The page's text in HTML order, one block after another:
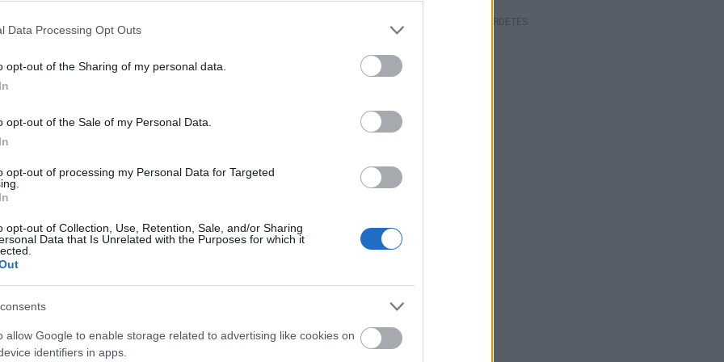
Data Processing Opt Outs
opt-out of the Sharing of my personal data.
opt-out of the Sale of my Personal Data.
opt-out of processing my Personal Data for Targeted
opt-out of Collection, Use, Retention, Sale, and/or Sharing
Data that Is Unrelated with the Purposes for which it
allow Google to enable storage related to advertising like cookies on
identifiers in apps.
rendszeresen figyelik a gólyapár életét és a fiókák
kutatók csak szemlélői a költés
hozzátartoznak a természet rendjéhez,
ezért nem tervezték azt sem, hogy a madarak
közülük körülbelül 40 pár a Gemencben. Az
állománya. A védett faj egyedei fészküket a
építik idősebb, nagytermetű fákra,
vagy amelyeken vastag, közel vízszintes, villásan
fészkelő párok száma. Ez azt jelzi, hogy az élőhely
fészkek köré vont védőzónák kijelölésével, az
a turista túraútvonalak áthelyezésével segíti a
HIRDETÉS